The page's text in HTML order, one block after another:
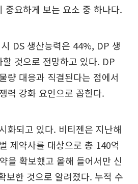
중요하게 보는 요소 중 하나다.
DS 생산능력은 44%, DP 생
것으로 전망하고 있다. DP
량 대응과 직결된다는 점에서
력 강화 요인으로 꼽힌다.
화되고 있다. 비티젠은 지난해
제약사를 대상으로 총 140억
을 확보했고 올해 들어서만 신
보한 것으로 알려졌다. 누적 수